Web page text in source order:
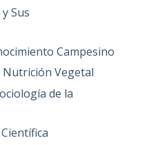
Sus
Campesino
Nutrición Vegetal
de la